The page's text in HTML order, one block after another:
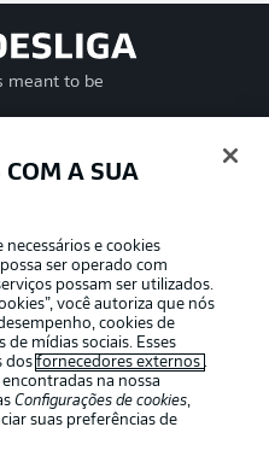
meant to be
BUNDESLIGA
COM A SUA
e cookies
ser operado com
possam ser utilizados.
você autoriza que nós
cookies de
de mídias sociais. Esses
dosfornecedores externos .
na nossa
Configurações de cookies,
suas preferências de